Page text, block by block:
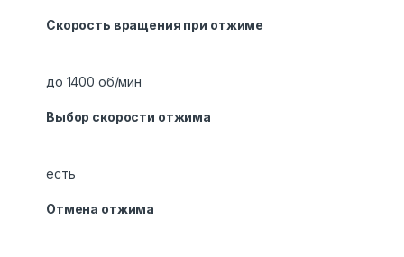
Скорость вращения при отжиме
до 1400 об/мин
Выбор скорости отжима
есть
Отмена отжима